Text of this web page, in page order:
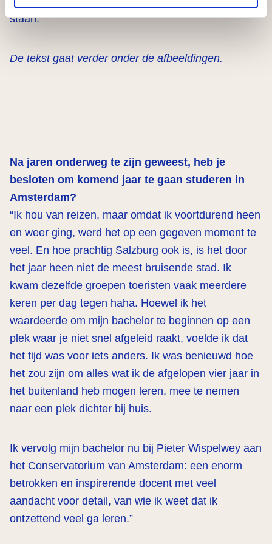
staan.”
De tekst gaat verder onder de afbeeldingen.
Na jaren onderweg te zijn geweest, heb je
besloten om komend jaar te gaan studeren in
Amsterdam?
“Ik hou van reizen, maar omdat ik voortdurend heen
en weer ging, werd het op een gegeven moment te
veel. En hoe prachtig Salzburg ook is, is het door
het jaar heen niet de meest bruisende stad. Ik
kwam dezelfde groepen toeristen vaak meerdere
keren per dag tegen haha. Hoewel ik het
waardeerde om mijn bachelor te beginnen op een
plek waar je niet snel afgeleid raakt, voelde ik dat
het tijd was voor iets anders. Ik was benieuwd hoe
het zou zijn om alles wat ik de afgelopen vier jaar in
het buitenland heb mogen leren, mee te nemen
naar een plek dichter bij huis.
Ik vervolg mijn bachelor nu bij Pieter Wispelwey aan
het Conservatorium van Amsterdam: een enorm
betrokken en inspirerende docent met veel
aandacht voor detail, van wie ik weet dat ik
ontzettend veel ga leren.”